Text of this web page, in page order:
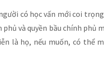
có học vấn mới coi
và quyền bầu chính phủ
là họ, nếu muốn, có thể